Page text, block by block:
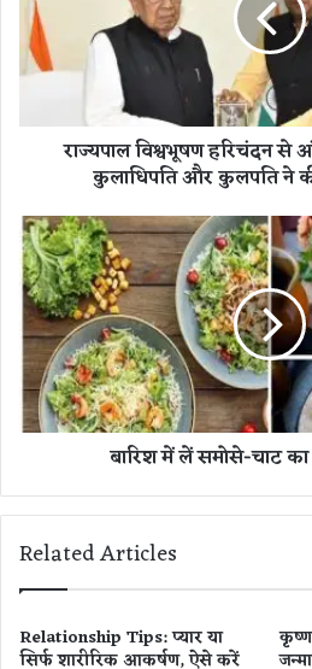
वि
श्व
भू
ण
द
न
से
आं
ज
वि
श्व
के
धि
प
राज्यपाल विश्वभूषण हरिचंदन से
कुलाधिपति और कुलपति ने
बा
रि
श
लें
से
-
जा
ई
क
बारिश में लें समोसे-चाट का
Related Articles
Relationship Tips: प्यार या
सिर्फ शारीरिक आकर्षण, ऐसे करें